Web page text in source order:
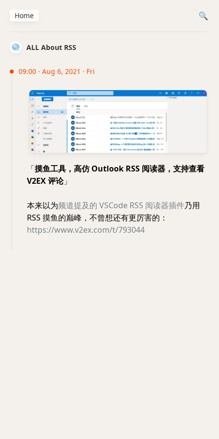
ALL About RSS
09:00 · Aug 6, 2021 · Fri
「摸鱼工具，高仿 Outlook RSS 阅读器，支持查看
V2EX 评论」
本来以为频道提及的 VSCode RSS 阅读器插件乃用
RSS 摸鱼的巅峰，不曾想还有更厉害的：
https://www.v2ex.com/t/793044
Home